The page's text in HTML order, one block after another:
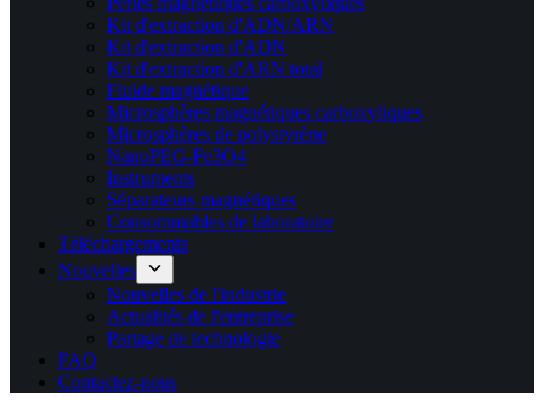
Kit d'extraction d'ADN/ARN
Kit d'extraction d'ADN
Kit d'extraction d'ARN total
Fluide magnétique
Microsphères magnétiques carboxyliques
Microsphères de polystyrène
NanoPEG-Fe3O4
Instruments
Séparateurs magnétiques
Consommables de laboratoire
Téléchargements
Nouvelles
Nouvelles de l'industrie
Actualités de l'entreprise
Partage de technologie
FAQ
Contactez-nous